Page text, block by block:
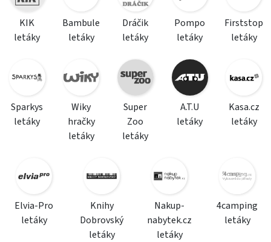
KIK
letáky
Bambule
letáky
Dráčik
letáky
Pompo
letáky
Firststop
letáky
Sparkys
letáky
Wiky
hračky
letáky
Super
Zoo
letáky
A.T.U
letáky
Kasa.cz
letáky
Elvia-Pro
letáky
Knihy
Dobrovský
letáky
Nakup-
nabytek.cz
letáky
4camping
letáky